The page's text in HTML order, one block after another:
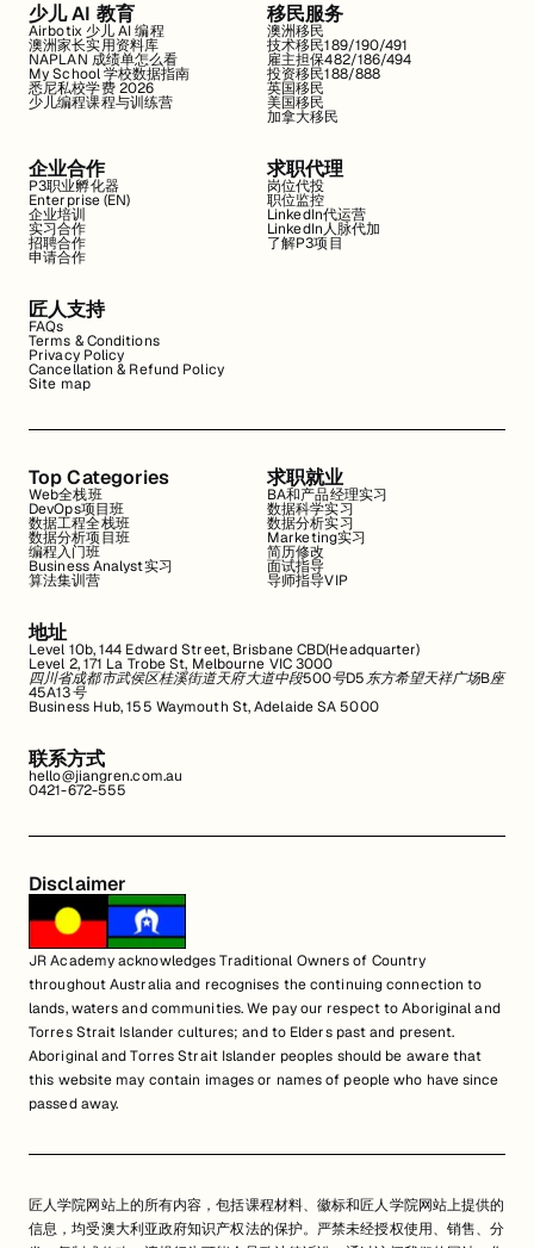
少儿 AI 教育
Airbotix 少儿 AI 编程
澳洲家长实用资料库
NAPLAN 成绩单怎么看
My School 学校数据指南
悉尼私校学费 2026
少儿编程课程与训练营
移民服务
澳洲移民
技术移民189/190/491
雇主担保482/186/494
投资移民188/888
英国移民
美国移民
加拿大移民
企业合作
P3职业孵化器
Enterprise (EN)
企业培训
实习合作
招聘合作
申请合作
求职代理
岗位代投
职位监控
LinkedIn代运营
LinkedIn人脉代加
了解P3项目
匠人支持
FAQs
Terms & Conditions
Privacy Policy
Cancellation & Refund Policy
Site map
Top Categories
Web全栈班
DevOps项目班
数据工程全栈班
数据分析项目班
编程入门班
Business Analyst实习
算法集训营
求职就业
BA和产品经理实习
数据科学实习
数据分析实习
Marketing实习
简历修改
面试指导
导师指导VIP
地址
Level 10b, 144 Edward Street, Brisbane CBD(Headquarter)
Level 2, 171 La Trobe St, Melbourne VIC 3000
四川省成都市武侯区桂溪街道天府大道中段500号D5东方希望天祥广场B座
45A13号
Business Hub, 155 Waymouth St, Adelaide SA 5000
联系方式
hello@jiangren.com.au
0421-672-555
Disclaimer
JR Academy acknowledges Traditional Owners of Country
throughout Australia and recognises the continuing connection to
lands, waters and communities. We pay our respect to Aboriginal and
Torres Strait Islander cultures; and to Elders past and present.
Aboriginal and Torres Strait Islander peoples should be aware that
this website may contain images or names of people who have since
passed away.
匠人学院网站上的所有内容，包括课程材料、徽标和匠人学院网站上提供的
信息，均受澳大利亚政府知识产权法的保护。严禁未经授权使用、销售、分